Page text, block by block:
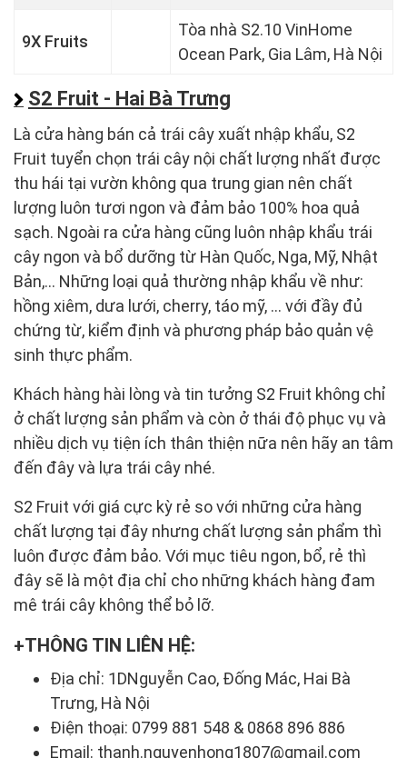
9X Fruits
Tòa nhà S2.10 VinHome
Ocean Park, Gia Lâm, Hà Nội
S2 Fruit - Hai Bà Trưng
Là cửa hàng bán cả trái cây xuất nhập khẩu, S2
Fruit tuyển chọn trái cây nội chất lượng nhất được
thu hái tại vườn không qua trung gian nên chất
lượng luôn tươi ngon và đảm bảo 100% hoa quả
sạch. Ngoài ra cửa hàng cũng luôn nhập khẩu trái
cây ngon và bổ dưỡng từ Hàn Quốc, Nga, Mỹ, Nhật
Bản,... Những loại quả thường nhập khẩu về như:
hồng xiêm, dưa lưới, cherry, táo mỹ, … với đầy đủ
chứng từ, kiểm định và phương pháp bảo quản vệ
sinh thực phẩm.
Khách hàng hài lòng và tin tưởng S2 Fruit không chỉ
ở chất lượng sản phẩm và còn ở thái độ phục vụ và
nhiều dịch vụ tiện ích thân thiện nữa nên hãy an tâm
đến đây và lựa trái cây nhé.
S2 Fruit với giá cực kỳ rẻ so với những cửa hàng
chất lượng tại đây nhưng chất lượng sản phẩm thì
luôn được đảm bảo. Với mục tiêu ngon, bổ, rẻ thì
đây sẽ là một địa chỉ cho những khách hàng đam
mê trái cây không thể bỏ lỡ.
THÔNG TIN LIÊN HỆ:
Địa chỉ: 1DNguyễn Cao, Đống Mác, Hai Bà
Trưng, Hà Nội
Điện thoại: 0799 881 548 & 0868 896 886
Email: thanh.nguyenhong1807@gmail.com